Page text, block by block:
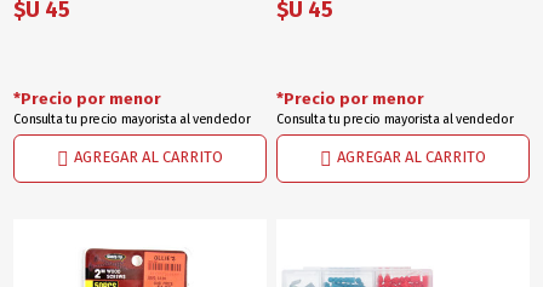
$U 45
AGREGAR AL CARRITO
*Precio por menor
Consulta tu precio mayorista al vendedor
$U 45
AGREGAR AL CARRITO
*Precio por menor
Consulta tu precio mayorista al vendedor